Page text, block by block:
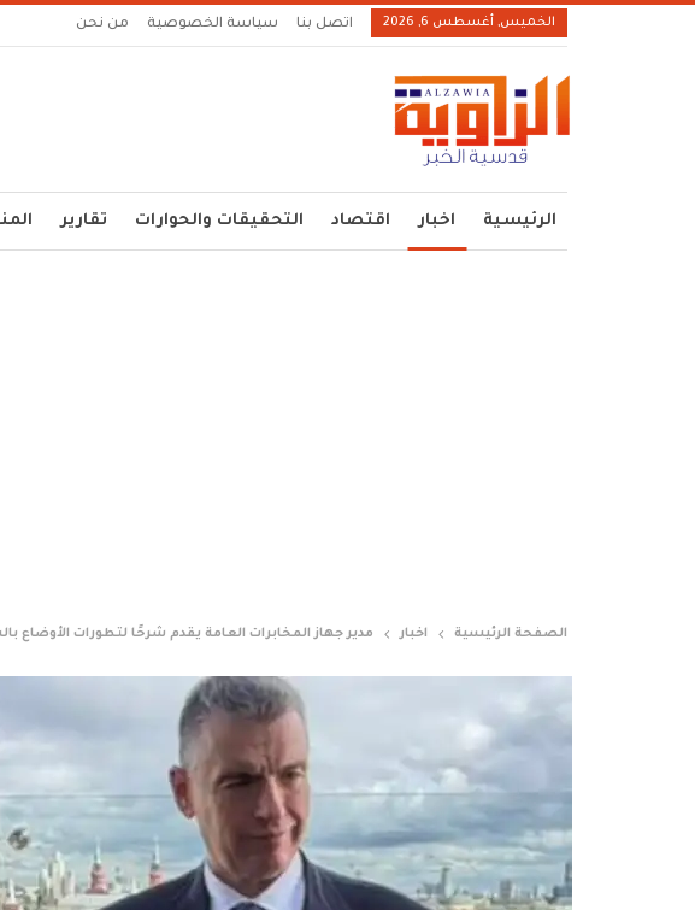
الخميس, أغسطس 6, 2026 اتصل بنا سياسة الخصوصية من نحن
الرئيسية اخبار اقتصاد التحقيقات والحوارات تقارير
الصفحة الرئيسية اخبار مدير جهاز المخابرات العامة يقدم شرحًا لتطورات الأوضاع